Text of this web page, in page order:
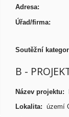
Úřad/
Soutěžní
B -
Název projektu:
Lokalita: území